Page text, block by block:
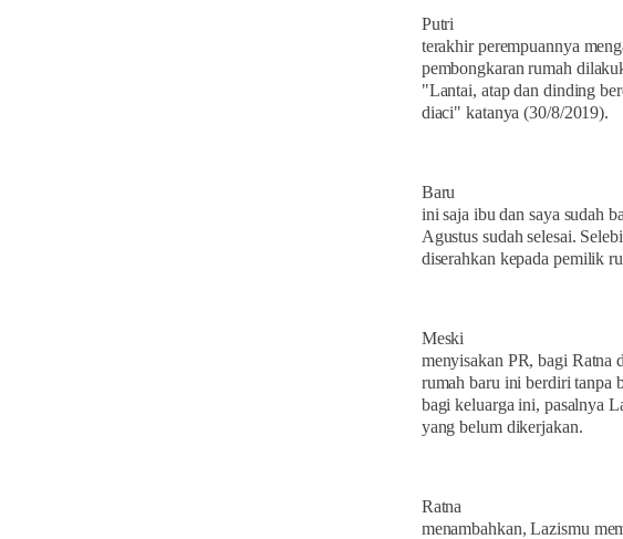
Putri
terakhir perempuannya
pembongkaran rumah
"Lantai, atap dan dinding
diaci" katanya (30/8/2019).
Baru
ini saja ibu dan saya sudah
Agustus sudah selesai.
diserahkan kepada pemilik
Meski
menyisakan PR, bagi Ratna
rumah baru ini berdiri tanpa
bagi keluarga ini, pasalnya
yang belum dikerjakan.
Ratna
menambahkan, Lazismu